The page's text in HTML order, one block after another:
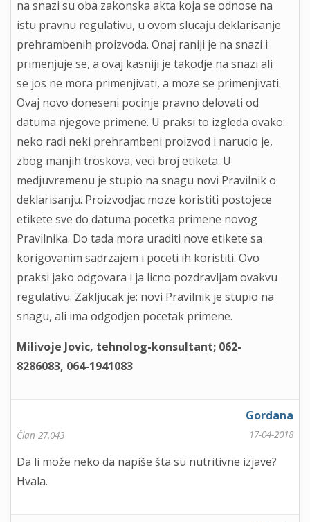
na snazi su oba zakonska akta koja se odnose na
istu pravnu regulativu, u ovom slucaju deklarisanje
prehrambenih proizvoda. Onaj raniji je na snazi i
primenjuje se, a ovaj kasniji je takodje na snazi ali
se jos ne mora primenjivati, a moze se primenjivati.
Ovaj novo doneseni pocinje pravno delovati od
datuma njegove primene. U praksi to izgleda ovako:
neko radi neki prehrambeni proizvod i narucio je,
zbog manjih troskova, veci broj etiketa. U
medjuvremenu je stupio na snagu novi Pravilnik o
deklarisanju. Proizvodjac moze koristiti postojece
etikete sve do datuma pocetka primene novog
Pravilnika. Do tada mora uraditi nove etikete sa
korigovanim sadrzajem i poceti ih koristiti. Ovo
praksi jako odgovara i ja licno pozdravljam ovakvu
regulativu. Zakljucak je: novi Pravilnik je stupio na
snagu, ali ima odgodjen pocetak primene.
Milivoje Jovic, tehnolog-konsultant; 062-
8286083, 064-1941083
Gordana
Član 27.043 17-04-2018
Da li može neko da napiše šta su nutritivne izjave?
Hvala.